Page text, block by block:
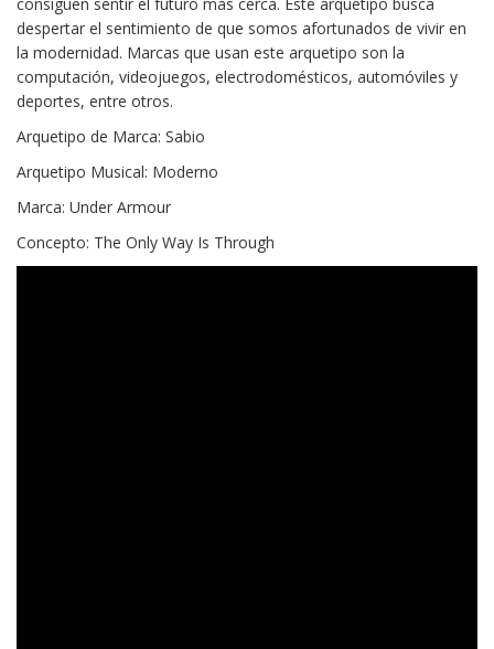
despertar el sentimiento de que somos afortunados de vivir en
la modernidad. Marcas que usan este arquetipo son la
computación, videojuegos, electrodomésticos, automóviles y
deportes, entre otros.
Arquetipo de Marca: Sabio
Arquetipo Musical: Moderno
Marca: Under Armour
Concepto: The Only Way Is Through